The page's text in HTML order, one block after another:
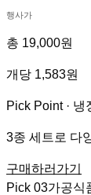
행사가
총 19,000원
개당 1,583원
Pick Point · 냉
3종 세트로 다
구매하러가기
Pick 03가공식